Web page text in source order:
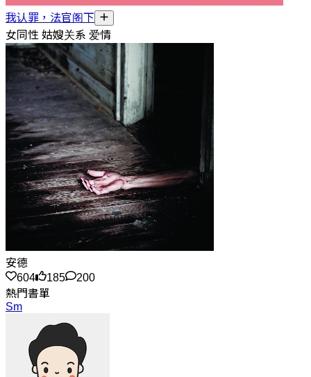
我认罪，法官阁下
女同性 姑嫂关系 爱情
安德
604
185
200
熱門書單
Sm